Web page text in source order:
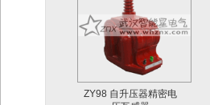
ZY98 自升压器精密电